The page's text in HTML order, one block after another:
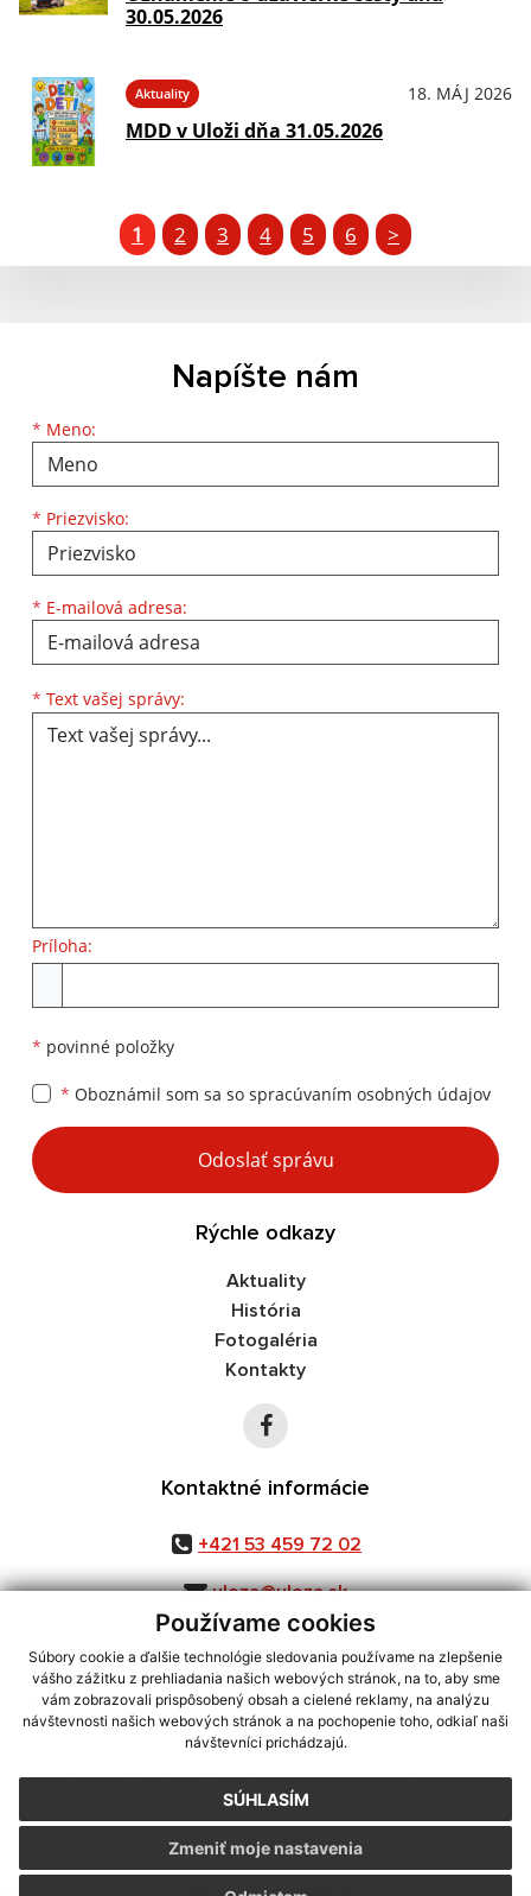
Používame cookies
Súbory cookie a ďalšie technológie sledovania používame na zlepšenie
vášho zážitku z prehliadania našich webových stránok, na to, aby sme
vám zobrazovali prispôsobený obsah a cielené reklamy, na analýzu
návštevnosti našich webových stránok a na pochopenie toho, odkiaľ naši
návštevníci prichádzajú.
SÚHLASÍM
Zmeniť moje nastavenia
30.05.2026
Aktuality 18. MÁJ 2026
MDD v Uloži dňa 31.05.2026
1 2 3 4 5 6 >
Napíšte nám
* Meno:
Meno
* Priezvisko:
Priezvisko
* E-mailová adresa:
E-mailová adresa
* Text vašej správy:
Príloha:
* povinné položky
* Oboznámil som sa so spracúvaním osobných údajov
Google reCaptcha Response
Odoslať správu
Rýchle odkazy
Aktuality
História
Fotogaléria
Kontakty
Kontaktné informácie
+421 53 459 72 02
uloza@uloza.sk
využite možnosť získavania aktuálnych informácií s využitím RSS
CMS systém (redakčný) systém ECHELON 2,Mapa stránok,web portál
webex.digital, s.r.o.,domény,registrácia domény
Posledná aktualizácia:07.08.2026
Vytlačiť stránku|Vyhlásenie o prístupnosti